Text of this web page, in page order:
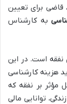
قاضی برای تعیین
به کارشناس
نفقه است. در این
هزینه کارشناسی
مؤثر بر نفقه که
توانایی مالی